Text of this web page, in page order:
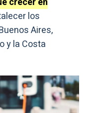
los
Aires,
y la Costa